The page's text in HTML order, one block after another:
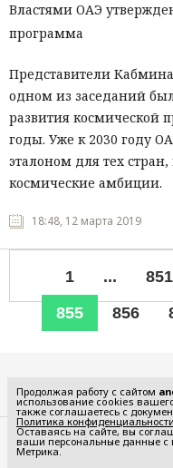
Властями ОАЭ
программа
Представители
одном из заседаний
развития
годы. Уже к 2030 году
эталоном для тех стран,
космические амбиции.
18:48, 12 марта 2019
1 ... 851
855
856
Продолжая работу с сайтом
использование cookies
также соглашаетесь с
Политика конфиденциальности
Оставаясь на сайте, вы
ваши персональные данные с
Метрика.